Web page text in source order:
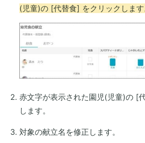
(児童)の [代替食] をクリックします
赤文字が表示された園児(児童)の [
します。
対象の献立名を修正します。